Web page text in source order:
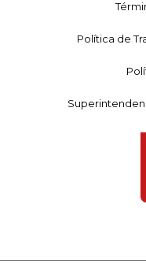
Política de